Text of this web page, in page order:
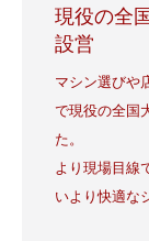
現役の全
設営
マシン選びや
で現役の全国
た。
より現場目線
いより快適な